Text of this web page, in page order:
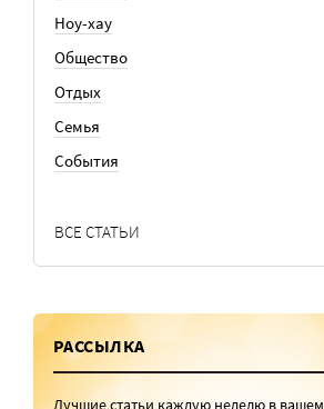
Ноу-хау
Общество
Отдых
Семья
События
ВСЕ СТАТЬИ
РАССЫЛКА
Лучшие статьи каждую неделю в